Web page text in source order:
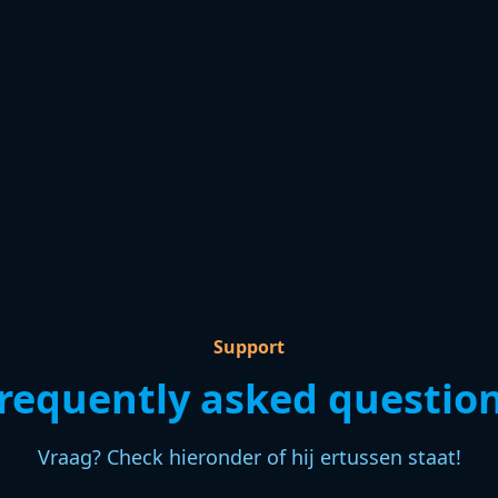
Support
asked
Vraag? Check hieronder of hij ertussen staat!